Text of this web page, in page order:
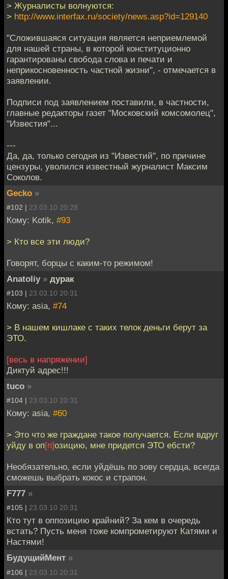
> Журналисты волнуются:
> http://www.interfax.ru/society/news.asp?id=129140
"Сложившаяся ситуация является неприемлемой
для нашей страны, в которой конституционно
гарантированы свобода слова и печати и
неприкосновенность частной жизни", - отмечается в
заявлении.
Подписи под заявлением поставили, в частности,
главные редакторы газет "Московский комсомолец",
"Известия"...
---
Да, да, только сегодня из "Известий", по причине
цензуры, уволился известный журналист Максим
Соколов.
Gecko »
#102 | 23.03.10 20:28
Кому: Kotik, #93
> Кто все эти люди?
Говорят, борцы с каким-то режимом!
Anatoliy » дурак
#103 | 23.03.10 20:31
Кому: asia, #74
> В нашем кишлаке с таких телок деньги берут за
ЭТО.
[весь в напряжении]
Диктуй адрес!!!
tuco »
#104 | 23.03.10 20:31
Кому: asia, #60
> Это что же граждане такое получается. Если вдруг
уйду в оп[п]озицию, мне придется ЭТО ебсти?
Необязательно, если уйдёшь по зову сердца, всегда
сможешь выбрать кокос и страпон.
F777 »
#105 | 23.03.10 20:31
Кто тут в оппозицию крайний? За кем в очередь
встать? Пусть меня тоже компрометируют Катями и
Настями!
БудущийМент »
#106 | 23.03.10 20:31